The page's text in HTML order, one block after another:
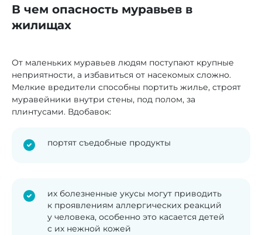
В чем опасность муравьев в
жилищах
От маленьких муравьев людям поступают крупные
неприятности, а избавиться от насекомых сложно.
Мелкие вредители способны портить жилье, строят
муравейники внутри стены, под полом, за
плинтусами. Вдобавок:
портят съедобные продукты
их болезненные укусы могут приводить
к проявлениям аллергических реакций
у человека, особенно это касается детей
с их нежной кожей